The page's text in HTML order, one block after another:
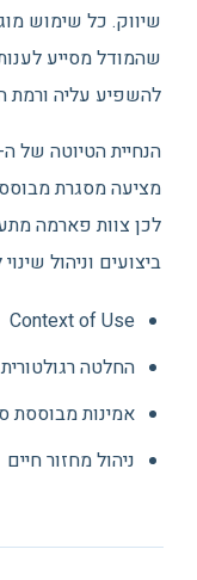
שהמודל מסייע
להשפיע עליה ורמת
מציעה מסגרת
לכן צוות פארמה
ביצועים וניהול
Context of Use
החלטה רגולטורית
אמינות מבוססת
ניהול מחזור חיים